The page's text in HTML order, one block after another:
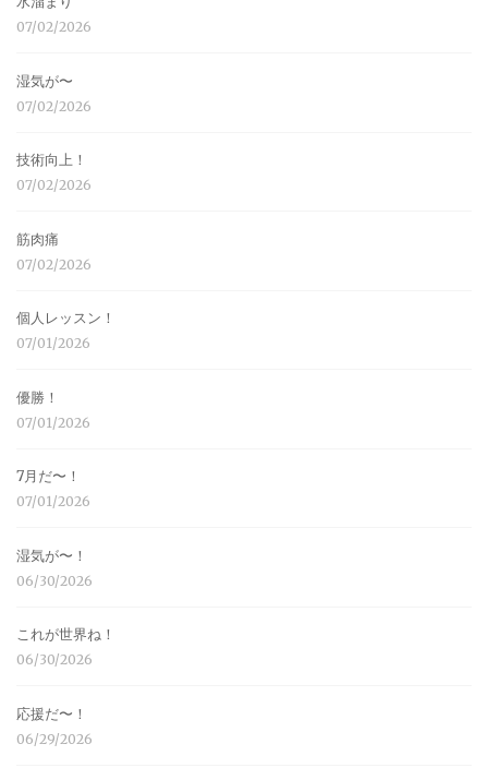
07/02/2026
湿気が〜
07/02/2026
技術向上！
07/02/2026
筋肉痛
07/02/2026
個人レッスン！
07/01/2026
優勝！
07/01/2026
7月だ〜！
07/01/2026
湿気が〜！
06/30/2026
これが世界ね！
06/30/2026
応援だ〜！
06/29/2026